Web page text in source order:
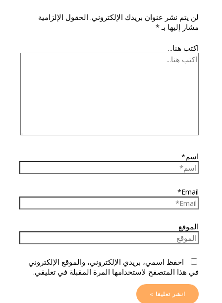
لن يتم نشر عنوان بريدك الإلكتروني. الحقول الإلزامية
مشار إليها بـ*
اكتب هنا...
اسم*
Email*
الموقع
احفظ اسمي، بريدي الإلكتروني، والموقع الإلكتروني
في هذا المتصفح لاستخدامها المرة المقبلة في تعليقي.